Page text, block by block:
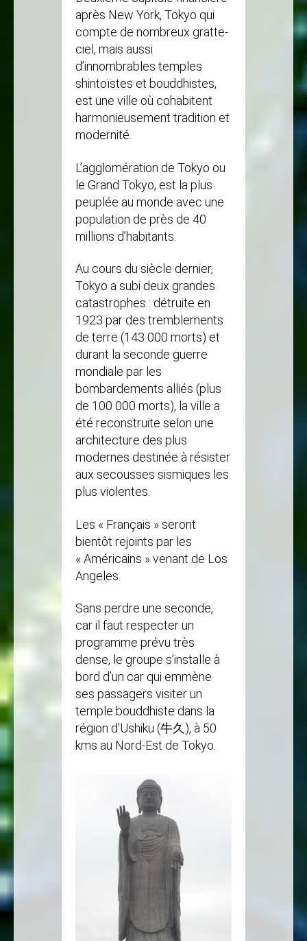
après New York, Tokyo qui
compte de nombreux gratte-
ciel, mais aussi
d’innombrables temples
shintoïstes et bouddhistes,
est une ville où cohabitent
harmonieusement tradition et
modernité.
L’agglomération de Tokyo ou
le Grand Tokyo, est la plus
peuplée au monde avec une
population de près de 40
millions d’habitants.
Au cours du siècle dernier,
Tokyo a subi deux grandes
catastrophes : détruite en
1923 par des tremblements
de terre (143 000 morts) et
durant la seconde guerre
mondiale par les
bombardements alliés (plus
de 100 000 morts), la ville a
été reconstruite selon une
architecture des plus
modernes destinée à résister
aux secousses sismiques les
plus violentes.
Les « Français » seront
bientôt rejoints par les
« Américains » venant de Los
Angeles.
Sans perdre une seconde,
car il faut respecter un
programme prévu très
dense, le groupe s’installe à
bord d’un car qui emmène
ses passagers visiter un
temple bouddhiste dans la
région d’Ushiku (牛久), à 50
kms au Nord-Est de Tokyo.